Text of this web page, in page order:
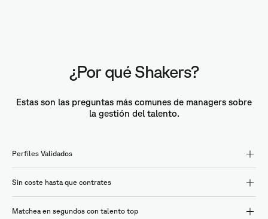
¿Por qué Shakers?
Estas son las preguntas más comunes de managers sobre
la gestión del talento.
Perfiles Validados
Sin coste hasta que contrates
Matchea en segundos con talento top